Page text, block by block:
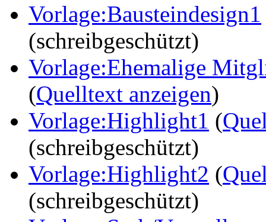
Vorlage:Bausteindesign1
(schreibgeschützt)
Vorlage:Ehemalige
(Quelltext anzeigen)
Vorlage:Highlight1 (
(schreibgeschützt)
Vorlage:Highlight2 (
(schreibgeschützt)